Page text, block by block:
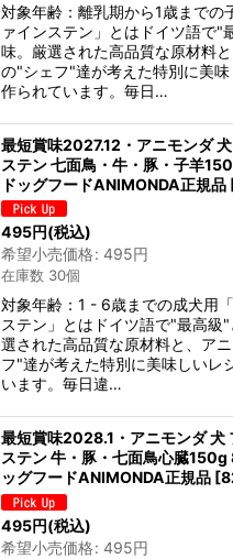
対象年齢：離乳期から1歳までの
ァインステン」とはドイツ語で"
味。厳選された高品質な原材料
の"シェフ"達が考えた特別に美味
作られています。毎日…
最短賞味2027.12・アニモンダ
ステン 七面鳥・牛・豚・子羊
ドッグフードANIMONDA正規品
495円(税込)
希望小売価格: 495円
在庫数 30個
対象年齢：1 - 6歳までの成犬用
ステン」とはドイツ語で"最高級
選された高品質な原材料と、ア
フ"達が考えた特別に美味しいレ
います。毎日違…
最短賞味2028.1・アニモンダ 犬
ステン 牛・豚・七面鳥心臓
ッグフードANIMONDA正規品 [
495円(税込)
希望小売価格: 495円